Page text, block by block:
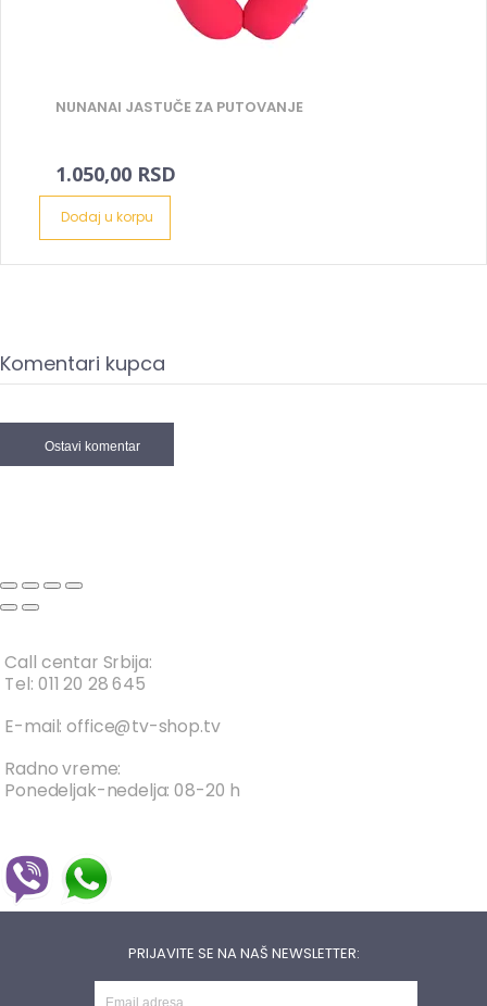
NUNANAI JASTUČE ZA PUTOVANJE
1.050,00 RSD
Dodaj u korpu
Komentari kupca
Ostavi komentar
Call centar Srbija:
Tel: 011 20 28 645
E-mail: office@tv-shop.tv
Radno vreme:
Ponedeljak-nedelja: 08-20 h
PRIJAVITE SE NA NAŠ NEWSLETTER: